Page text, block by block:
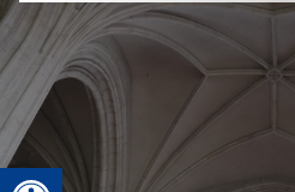
Deschide bara de unelte